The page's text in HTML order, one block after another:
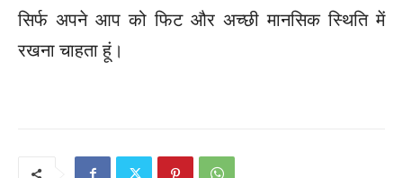
सिर्फ अपने आप को फिट और अच्छी मानसिक स्थिति में
रखना चाहता हूं।